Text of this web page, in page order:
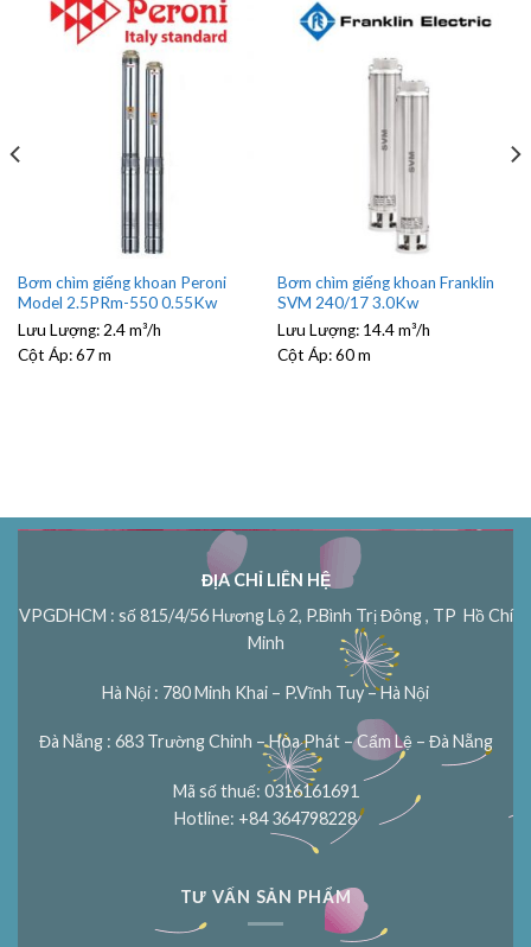
Bơm chìm giếng khoan Peroni
Model 2.5PRm-550 0.55Kw
Lưu Lượng: 2.4 m³/h
Cột Áp:67 m
Bơm chìm giếng khoan Franklin
SVM 240/17 3.0Kw
Lưu Lượng: 14.4 m³/h
Cột Áp:60 m
ĐỊA CHỈ LIÊN HỆ
VPGDHCM : số 815/4/56 Hương Lộ 2, P.Bình Trị Đông , TP Hồ Chí
Minh
Hà Nội : 780 Minh Khai – P.Vĩnh Tuy – Hà Nội
Đà Nẵng : 683 Trường Chinh – Hòa Phát – Cẩm Lệ – Đà Nẵng
Mã số thuế: 0316161691
Hotline: +84 364798228
TƯ VẤN SẢN PHẨM